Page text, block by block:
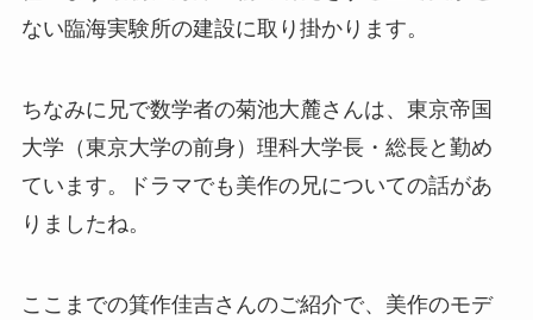
ない臨海実験所の建設に取り掛かります。
ちなみに兄で数学者の菊池大麓さんは、東京帝国
大学（東京大学の前身）理科大学長・総長と勤め
ています。ドラマでも美作の兄についての話があ
りましたね。
ここまでの箕作佳吉さんのご紹介で、美作のモデ